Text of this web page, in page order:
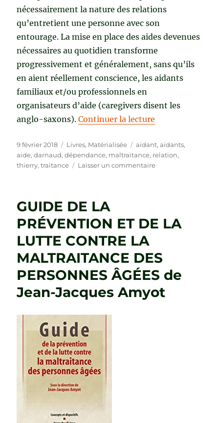
nécessairement la nature des relations
qu’entretient une personne avec son
entourage. La mise en place des aides devenues
nécessaires au quotidien transforme
progressivement et généralement, sans qu’ils
en aient réellement conscience, les aidants
familiaux et/ou professionnels en
organisateurs d’aide (caregivers disent les
anglo-saxons).Continuer la lecture
Publié
le
9 février 2018 Catégories
Livres, Matérialisée Étiquettes
aidant,aidants,
aide,darnaud,dépendance, maltraitance, relation,
thierry,traitance Laisser un commentairesur
RELATION
de
Darnaud
GUIDE DE LA
PRÉVENTION ET DE LA
LUTTE CONTRE LA
MALTRAITANCE DES
PERSONNES ÂGÉES de
Jean-Jacques Amyot